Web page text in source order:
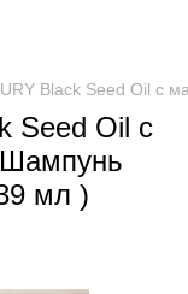
Black Seed Oil с
Seed Oil с
мл )